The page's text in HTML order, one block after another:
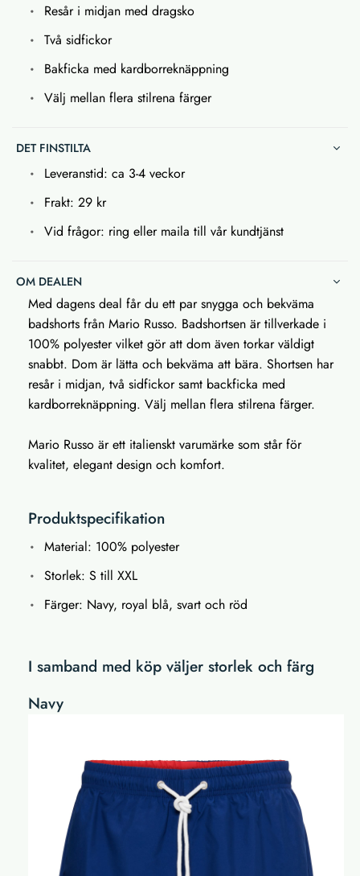
Resår i midjan med dragsko
Två sidfickor
Bakficka med kardborreknäppning
Välj mellan flera stilrena färger
DET FINSTILTA
Leveranstid: ca 3-4 veckor
Frakt: 29 kr
Vid frågor: ring eller maila till vår kundtjänst
OM DEALEN
Med dagens deal får du ett par snygga och bekväma
badshorts från Mario Russo. Badshortsen är tillverkade i
100% polyester vilket gör att dom även torkar väldigt
snabbt. Dom är lätta och bekväma att bära. Shortsen har
resår i midjan, två sidfickor samt backficka med
kardborreknäppning. Välj mellan flera stilrena färger.
Mario Russo är ett italienskt varumärke som står för
kvalitet, elegant design och komfort.
Produktspecifikation
Material: 100% polyester
Storlek: S till XXL
Färger: Navy, royal blå, svart och röd
I samband med köp väljer storlek och färg
Navy